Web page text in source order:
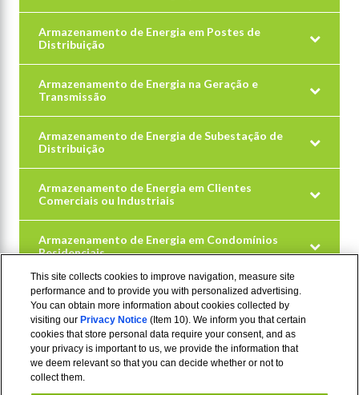
Armazenamento de Energia em Postes de
Distribuição
Armazenamento de Energia na Geração e
Transmissão
Armazenamento de Energia de Subestação de
Distribuição
Armazenamento de Energia em Clientes
Comerciais ou Industriais
Armazenamento de Energia em Condomínios
Residenciais
This site collects cookies to improve navigation, measure site
performance and to provide you with personalized advertising.
You can obtain more information about cookies collected by
visiting our Privacy Notice(Item 10). We inform you that certain
cookies that store personal data require your consent, and as
your privacy is important to us, we provide the information that
we deem relevant so that you can decide whether or not to
collect them.